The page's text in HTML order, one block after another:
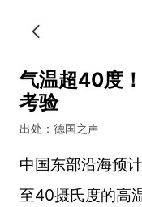
气温超40度
考验
出处：德国之声
中国东部沿海预
至40摄氏度的高